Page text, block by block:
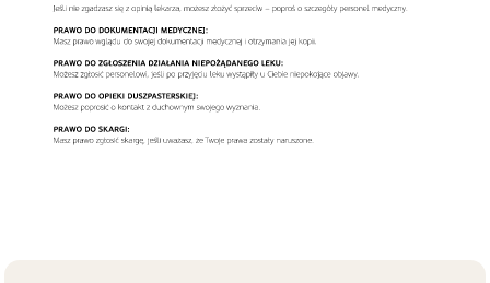
Bezpłatne badania laboratoryjne
przez cały okres trwania ciąży
Pracownia Mammografii/s